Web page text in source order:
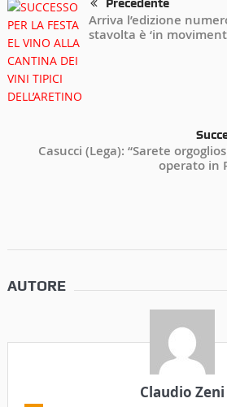
Precedente
Arriva l’edizione
stavolta è ‘in
Casucci (Lega): “Sarete
operato in
AUTORE
Claudio Zeni